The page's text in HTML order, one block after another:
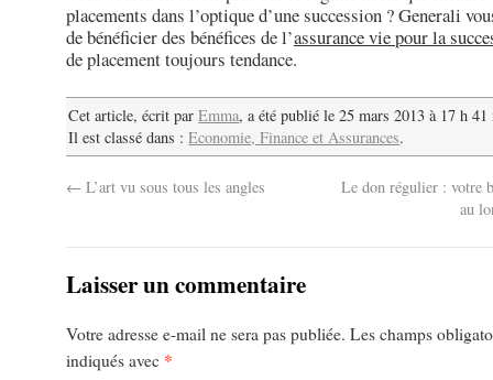
placements dans l’optique d’une succession ? Generali
de bénéficier des bénéfices de l’assurance vie pour la
de placement toujours tendance.
Cet article, écrit parEmma, a été publié le 25 mars 2013 à 17 h
Il est classé dans :Economie, Finance et Assurances.
← L’art vu sous tous les angles
Le don régulier : votre
au
Laisser un commentaire
Votre adresse e-mail ne sera pas publiée. Les champs
indiqués avec *